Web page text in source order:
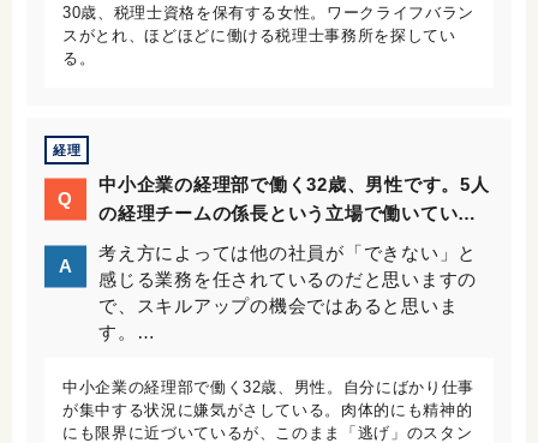
30歳、税理士資格を保有する女性。ワークライフバラン
スがとれ、ほどほどに働ける税理士事務所を探してい
る。
経理
Q
中小企業の経理部で働く32歳、男性です。5人
の経理チームの係長という立場で働いていま
す。ほかのメンバーに関しては仕事における
キャパシティが狭かったり、そもそもできる
こと以外にやりたがらなかったりする人が多
く、何かとわたしのところに仕事が集中する
A
考え方によっては他の社員が「できない」と
感じる業務を任されているのだと思いますの
で、スキルアップの機会ではあると思いま
す。…
中小企業の経理部で働く32歳、男性。自分にばかり仕事
が集中する状況に嫌気がさしている。肉体的にも精神的
にも限界に近づいているが、このまま「逃げ」のスタン